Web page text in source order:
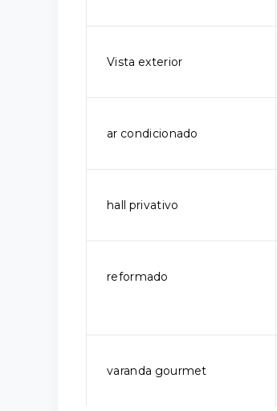
Vista exterior
ar condicionado
hall privativo
reformado
varanda gourmet